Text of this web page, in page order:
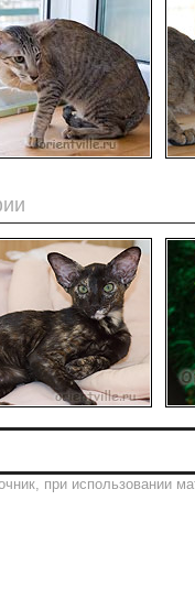
при использовании